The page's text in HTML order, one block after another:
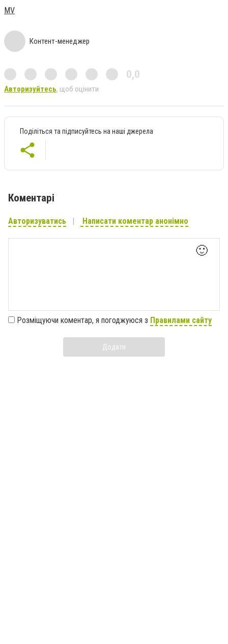
MV
Контент-менеджер
0,0
Авторизуйтесь, щоб оцінити
Поділіться та підписуйтесь на наші джерела
Коментарі
Авторизуватись Написати коментар анонімно
🙂
Розміщуючи коментар, я погоджуюся з Правилами сайту
Додати